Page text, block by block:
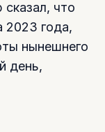
что
2023 года,
нынешнего
день,